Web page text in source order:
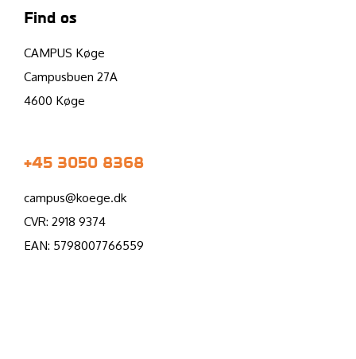
Find os
CAMPUS Køge
Campusbuen 27A
4600 Køge
+45 3050 8368
campus@koege.dk
CVR: 2918 9374
EAN: 5798007766559